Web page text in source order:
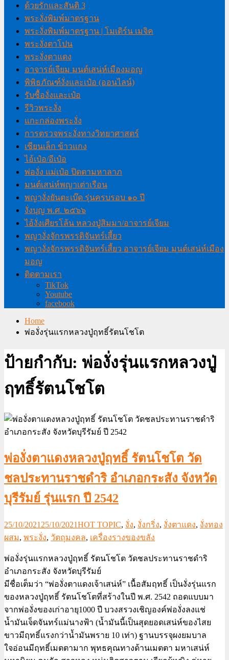
ด้วยรักและสันติ 3
พระงั่งพิมพ์มาตรฐาน
พระงั่งพิมพ์มาตรฐาน | โมเดิร์น เมจิค
พระงั่งตาโปน
พระงั่งตาแดง
อาจารย์เจียม มนต์เสน่ห์เมืองมอญ
พิพิธภัณฑ์งั่งและเป๋อ (ออนไลน์)
รับซื้องั่งและเป๋อ
รีวิวพระงั่ง
แกะกล่องพระงั่ง
การตรวจพระงั่งทางวิทยาศาสตร์
เซียนเล็ก ข้าวแกง
ไอ้เป๋อ/อีเป๋อ
พ่องั่ง แม่เป๋อ ปิดตามหาลาภ
มนต์เสน่ห์พญาเต่าเรือน
พญางั่งยันตะเบ๊ด รุ่นครบรอบ ๑๐ ปี
งั่งบุญ พ.ศ. ๒๕๖๖
ไอ้งั่งเศียรโล้น หลวงปู่สิมมา/อาจารย์เจียม
พญางั่งจักรพรรดิจันทร์เสี้ยว
พญางั่งจักรพรรดิจันทร์เสี้ยว อาจารย์เจียม มนต์เสน่ห์เมือง
มอญ
ติดตามเรา
TikTok
Youtube
facebook
Home
พ่องั่งรุ่นแรกหลวงปู่ฤทธิ์รัตนโชโต
ป้ายกำกับ: พ่องั่งรุ่นแรกหลวงปู่
ฤทธิ์รัตนโชโต
พ่องั่งตาแดงหลวงปู่ฤทธิ์ รัตนโชโต วัด
ชลประทานราชดำริ อำเภอกระสัง จังหวัด
บุรีรัมย์ รุ่นแรก ปี 2542
25/10/2021 25/10/2021HOT TOPIC, งั่ง, งั่งกริ่ง, งั่งตาแดง, งั่งทอง
ผสม, พระงั่ง, วัตถุมงคล, เครื่องรางของขลัง
พ่องั่งรุ่นแรกหลวงปู่ฤทธิ์ รัตนโชโต วัดชลประทานราชดำริ
อำเภอกระสัง จังหวัดบุรีรัมย์
มีชื่อเต็มว่า “พ่องั่งตาแดงเจ้าเสน่ห์” เนื้อสัมฤทธิ์ เป็นงั่งรุ่นแรก
ของหลวงปู่ฤทธิ์ รัตนโชโตที่สร้างในปี พ.ศ. 2542 ถอดแบบมา
จากพ่องั่งของเก่าอายุ1000 ปี บวงสรวงเชิญองค์พ่องั่งลงแช่
น้ำมันเจ็ดจันทร์แม่นางฟ้า (น้ำมันนี้เป็นสุดยอดเสน่ห์ของไสย
ขาวมีฤทธิ์แรงกว่าน้ำมันพราย 10 เท่า) ฐานบรรจุผงยมบาล
ใจอ่อนมีฤทธิ์เมตตามาก พุทธคุณทางด้านเมตตา มหาเสน่ห์